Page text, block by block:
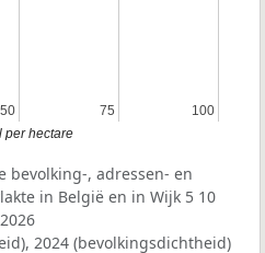
50
50 75
75 100
100
per hectare
bevolking-, adressen- en
in België en in Wijk 5 10
2024 (bevolkingsdichtheid)